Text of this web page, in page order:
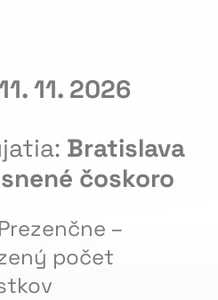
11. 2026
Bratislava
čoskoro
–
počet